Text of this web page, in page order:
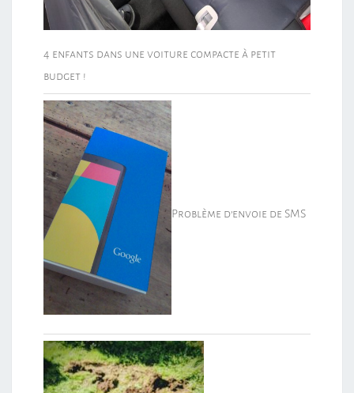
4 enfants dans une voiture compacte à petit
budget !
Problème d’envoie de SMS